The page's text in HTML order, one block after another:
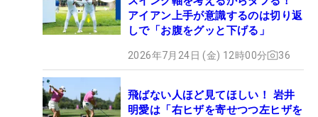
アイアン上手が意識するのは切り返
しで「お腹をグッと下げる」
2026年7月24日 (金) 12時00分 36
飛ばない人ほど見てほしい！ 岩井
明愛は「右ヒザを寄せつつ左ヒザを